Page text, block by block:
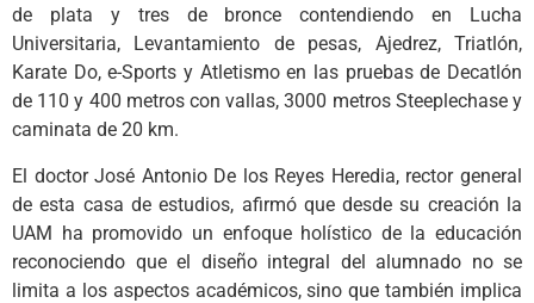
de plata y tres de bronce contendiendo en Lucha
Universitaria, Levantamiento de pesas, Ajedrez, Triatlón,
Karate Do, e-Sports y Atletismo en las pruebas de Decatlón
de 110 y 400 metros con vallas, 3000 metros Steeplechase y
caminata de 20 km.
El doctor José Antonio De los Reyes Heredia, rector general
de esta casa de estudios, afirmó que desde su creación la
UAM ha promovido un enfoque holístico de la educación
reconociendo que el diseño integral del alumnado no se
limita a los aspectos académicos, sino que también implica